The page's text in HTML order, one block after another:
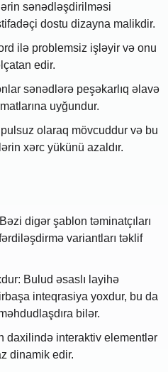
sənədləşdirilməsi
dostu dizayna malikdir.
ilə problemsiz işləyir və onu
edir.
sənədlərə peşəkarlıq əlavə
uyğundur.
olaraq mövcuddur və bu
xərc yükünü azaldır.
digər şablon təminatçıları
variantları təklif
Bulud əsaslı layihə
inteqrasiya yoxdur, bu da
bilər.
daxilində interaktiv elementlər
dinamik edir.